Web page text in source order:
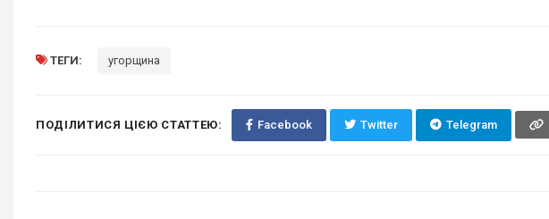
ТЕГИ: угорщина
ПОДІЛИТИСЯ ЦІЄЮ СТАТТЕЮ: Facebook Twitter Telegram